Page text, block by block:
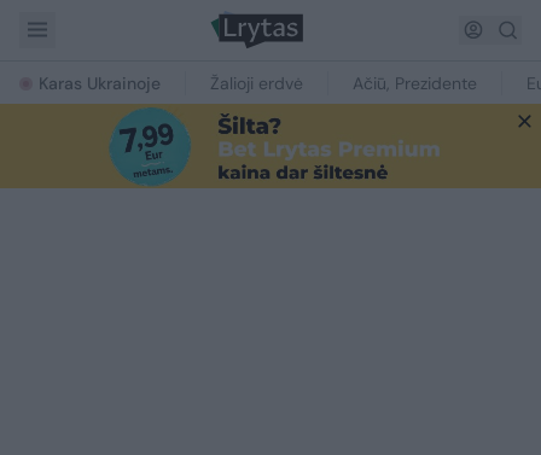
Karas Ukrainoje Žalioji erdvė Ačiū, Prezidente